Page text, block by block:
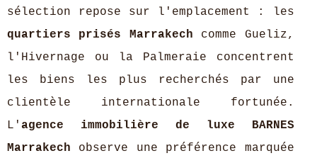
sélection repose sur l'emplacement : les
quartiers prisés Marrakech comme Gueliz,
l'Hivernage ou la Palmeraie concentrent
les biens les plus recherchés par une
clientèle internationale fortunée.
L' agence immobilière de luxe BARNES
Marrakech observe une préférence marquée